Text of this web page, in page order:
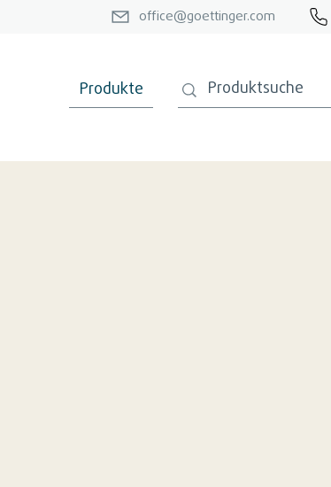
office@goettinger.com
Produkte